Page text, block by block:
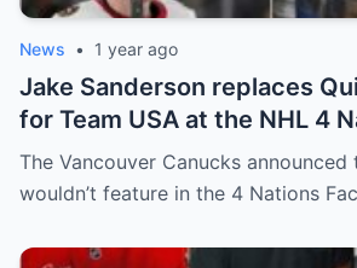
News • 1 year ago
Jake Sanderson replaces
for Team USA at the NHL 4
Off. Quinn Hughes revealed
addition to his injury, there
The Vancouver Canucks announced
wouldn’t feature in the 4 Nations